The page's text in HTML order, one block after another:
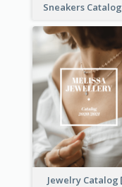
Sneakers Catalog
Jewelry Catalog